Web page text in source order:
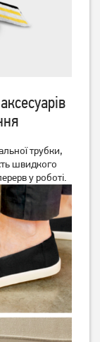
Ardesto STC-
трубки,
швидкого
у роботі.